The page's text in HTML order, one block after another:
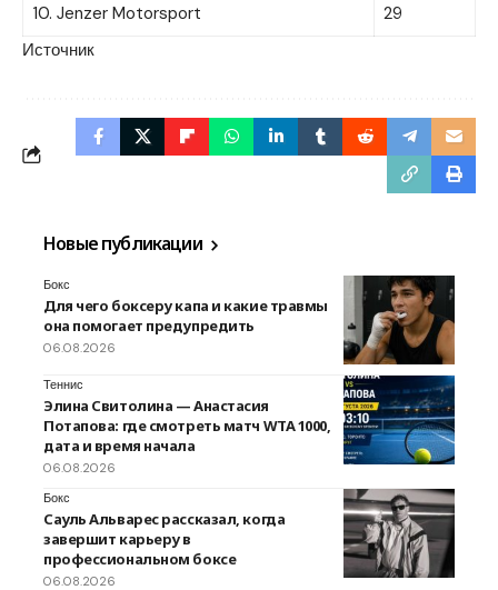
10. Jenzer Motorsport
29
Источник
Новые публикации
Бокс
Для чего боксеру капа и какие травмы
она помогает предупредить
06.08.2026
Теннис
Элина Свитолина — Анастасия
Потапова: где смотреть матч WTA 1000,
дата и время начала
06.08.2026
Бокс
Сауль Альварес рассказал, когда
завершит карьеру в
профессиональном боксе
06.08.2026